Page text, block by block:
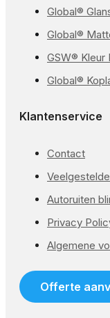
Global®
Global®
GSW® Kleur
Global®
Klantenservice
Contact
Autoruiten
Privacy
Algemene
Offerte